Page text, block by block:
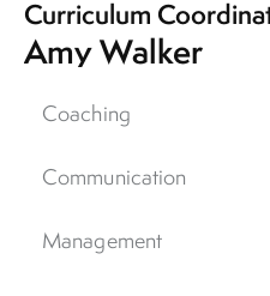
Curriculum
Amy Walker
Coaching
Communication
Management